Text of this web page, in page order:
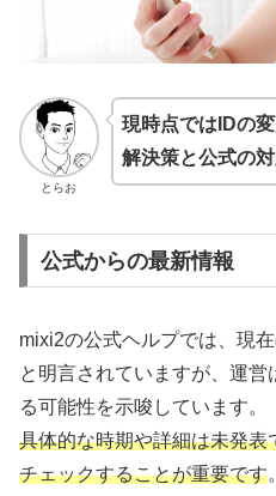
とらお
現時点ではIDの
解決策と公式の
公式からの最新情報
mixi2の公式ヘルプでは、現
と明言されていますが、運
る可能性を示唆しています。
具体的な時期や詳細は未発
チェックすることが重要です。